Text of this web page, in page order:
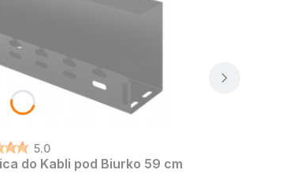
5.0
do Kabli pod Biurko 59 cm